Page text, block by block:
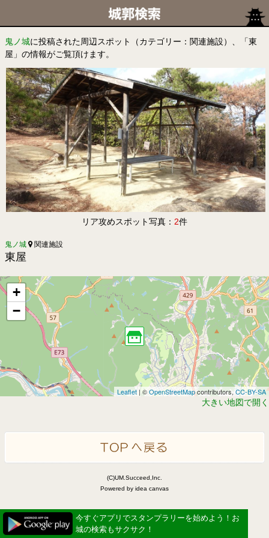
鬼ノ城に投稿された周辺スポット（カテゴリー：関連施設）、「東
屋」の情報がご覧頂けます。
リア攻めスポット写真： 2件
鬼ノ城 関連施設
東屋
+
−
Leaflet | ©OpenStreetMapcontributors, CC-BY-SA
大きい地図で開く
(C)UM.Succeed,Inc.
Powered by idea canvas
今すぐアプリでスタンプラリーを始めよう！お
城の検索もサクサク！